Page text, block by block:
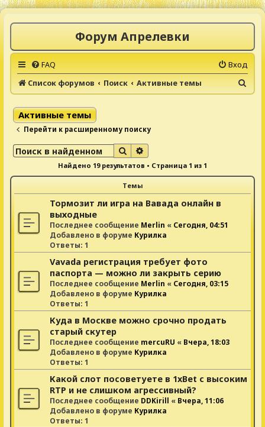
Форум Апрелевки
FAQ
Вход
Список форумов
Поиск Активные темы
о
Активные темы
Перейти к расширенному поиску
Поиск
Найдено 19 результатов • Страница 1 из 1
Темы
Тормозит ли игра на Вавада онлайн в
выходные
Последнее сообщение Merlin « Сегодня, 04:51
Добавлено в форуме Курилка
Ответы: 1
Vavada регистрация требует фото
паспорта — можно ли закрыть серию
Последнее сообщение Merlin « Сегодня, 03:15
Добавлено в форуме Курилка
Ответы: 1
Куда в Москве можно срочно продать
старый скутер
Последнее сообщение mercuRU « Вчера, 18:03
Добавлено в форуме Курилка
Ответы: 1
Какой слот посоветуете в 1xBet с высоким
RTP и не слишком агрессивный?
Последнее сообщение DDKirill « Вчера, 11:06
Добавлено в форуме Курилка
Ответы: 1